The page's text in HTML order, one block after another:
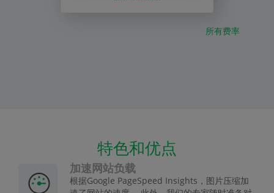
所有费率
特色和优点
加速网站负载
根据Google PageSpeed Insights，图片压缩加